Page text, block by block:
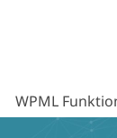
WPML